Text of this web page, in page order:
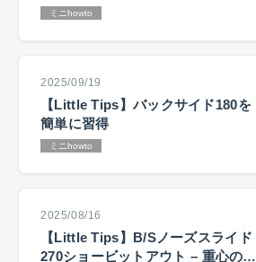
ミニhowto
2025/09/19
【Little Tips】バックサイド180を
簡単に習得
ミニhowto
2025/08/16
【Little Tips】B/Sノーズスライド
270ショービットアウト – 重心の置